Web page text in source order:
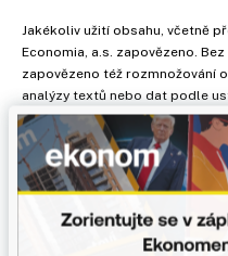
Jakékoliv užití obsahu, včetně
Economia, a.s. zapovězeno.
zapovězeno též rozmnožování
analýzy textů nebo dat podle